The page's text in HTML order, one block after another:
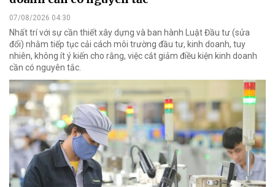
07/08/2026 04:30
Nhất trí với sự cần thiết xây dựng và ban hành Luật Đầu tư (sửa
đổi) nhằm tiếp tục cải cách môi trường đầu tư, kinh doanh, tuy
nhiên, không ít ý kiến cho rằng, việc cắt giảm điều kiện kinh doanh
cần có nguyên tắc.